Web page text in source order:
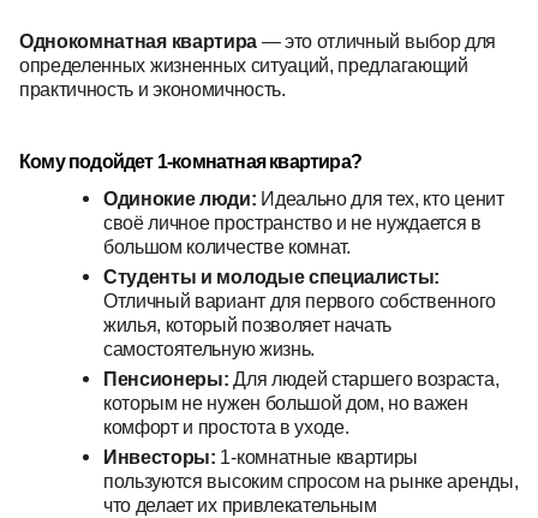
Однокомнатная квартира— это отличный выбор для
определенных жизненных ситуаций, предлагающий
практичность и экономичность.
Кому подойдет 1-комнатная квартира?
Одинокие люди: Идеально для тех, кто ценит
своё личное пространство и не нуждается в
большом количестве комнат.
Студенты и молодые специалисты:
Отличный вариант для первого собственного
жилья, который позволяет начать
самостоятельную жизнь.
Пенсионеры: Для людей старшего возраста,
которым не нужен большой дом, но важен
комфорт и простота в уходе.
Инвесторы: 1-комнатные квартиры
пользуются высоким спросом на рынке аренды,
что делает их привлекательным